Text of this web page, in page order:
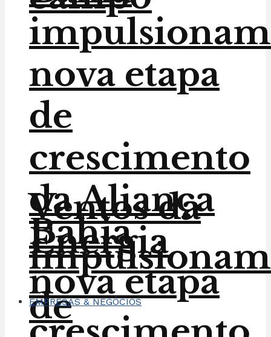
Ventos da
Bahia
impulsionam
nova etapa
de
impulsionam
nova etapa
de
crescimento
da Aliança
Energia
EMPRESAS & NEGÓCIOS